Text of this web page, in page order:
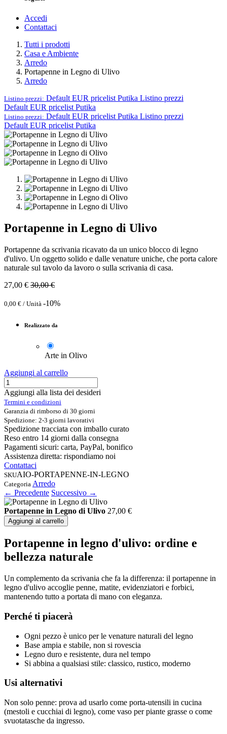
Accedi
Contattaci
Tutti i prodotti
Casa e Ambiente
Arredo
Portapenne in Legno di Ulivo
Arredo
Listino prezzi: Default EUR pricelist Putika Listino prezzi
Default EUR pricelist Putika
Listino prezzi: Default EUR pricelist Putika Listino prezzi
Default EUR pricelist Putika
Portapenne in Legno di Ulivo
Portapenne da scrivania ricavato da un unico blocco di legno
d'ulivo. Un oggetto solido e dalle venature uniche, che porta calore
naturale sul tavolo da lavoro o sulla scrivania di casa.
27,00 € 30,00€
0,00 € / Unità -10%
Realizzato da
Arte in Olivo
Aggiungi al carrello
Aggiungi alla lista dei desideri
Termini e condizioni
Garanzia di rimborso di 30 giorni
Spedizione: 2-3 giorni lavorativi
Spedizione tracciata con imballo curato
Reso entro 14 giorni dalla consegna
Pagamenti sicuri: carta, PayPal, bonifico
Assistenza diretta: rispondiamo noi
Contattaci
SKUAIO-PORTAPENNE-IN-LEGNO
Categoria Arredo
← Precedente Successivo →
Portapenne in Legno di Ulivo 27,00 €
Aggiungi al carrello
Portapenne in legno d'ulivo: ordine e
bellezza naturale
Un complemento da scrivania che fa la differenza: il portapenne in
legno d'ulivo accoglie penne, matite, evidenziatori e forbici,
mantenendo tutto a portata di mano con eleganza.
Perché ti piacerà
Ogni pezzo è unico per le venature naturali del legno
Base ampia e stabile, non si rovescia
Legno duro e resistente, dura nel tempo
Si abbina a qualsiasi stile: classico, rustico, moderno
Usi alternativi
Non solo penne: prova ad usarlo come porta-utensili in cucina
(mestoli e cucchiai di legno), come vaso per piante grasse o come
svuotatasche da ingresso.